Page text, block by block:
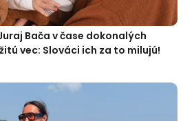
Bača v čase dokonalých
vec: Slováci ich za to milujú!